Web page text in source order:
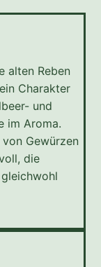
alten Reben
Charakter
und
im Aroma.
Gewürzen
die